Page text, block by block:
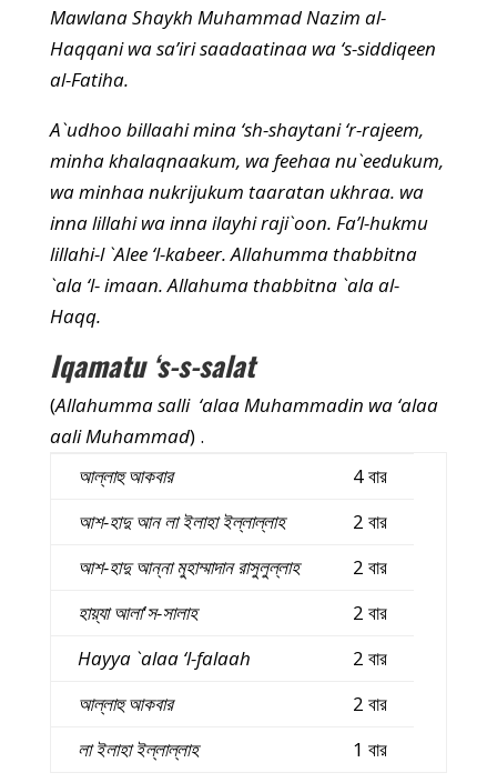
Mawlana Shaykh Muhammad Nazim al-
Haqqani wa sa’iri saadaatinaa wa ‘s-siddiqeen
al-Fatiha.
A`udhoo billaahi mina ‘sh-shaytani ‘r-rajeem,
minha khalaqnaakum, wa feehaa nu`eedukum,
wa minhaa nukrijukum taaratan ukhraa. wa
inna lillahi wa inna ilayhi raji`oon. Fa’l-hukmu
lillahi-l `Alee ‘l-kabeer. Allahumma thabbitna
`ala ‘l- imaan. Allahuma thabbitna `ala al-
Haqq.
Iqamatu ‘s-s-salat
(Allahumma salli ‘alaa Muhammadin wa ‘alaa
aali Muhammad) .
আল্লাহু আকবার
4 বার
আশ-হাদু আন লা ইলাহা ইল্লাল্লাহ
2 বার
আশ-হাদু আন্না মুহাম্মাদান রাসুলুল্লাহ
2 বার
হায়্যা আলা'স-সালাহ
2 বার
Hayya `alaa ‘l-falaah
2 বার
আল্লাহু আকবার
2 বার
লা ইলাহা ইল্লাল্লাহ
1 বার